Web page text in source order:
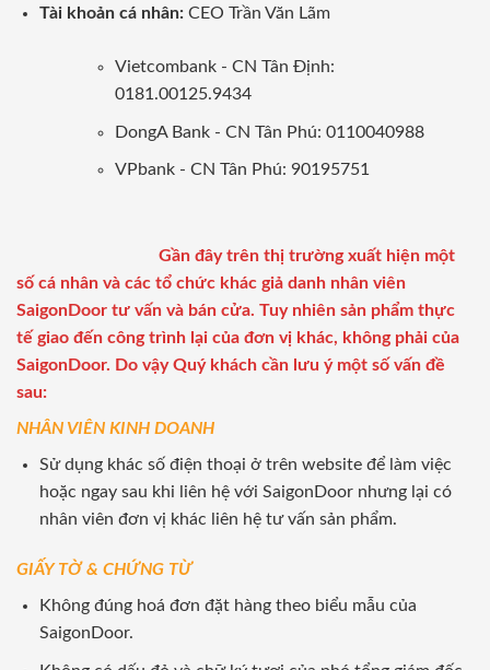
Tài khoản cá nhân: CEO Trần Văn Lãm
Vietcombank - CN Tân Định:
0181.00125.9434
DongA Bank - CN Tân Phú: 0110040988
VPbank - CN Tân Phú: 90195751
Gần đây trên thị trường xuất hiện một
số cá nhân và các tổ chức khác giả danh nhân viên
SaigonDoor tư vấn và bán cửa. Tuy nhiên sản phẩm thực
tế giao đến công trình lại của đơn vị khác, không phải của
SaigonDoor. Do vậy Quý khách cần lưu ý một số vấn đề
sau:
NHÂN VIÊN KINH DOANH
Sử dụng khác số điện thoại ở trên website để làm việc
hoặc ngay sau khi liên hệ với SaigonDoor nhưng lại có
nhân viên đơn vị khác liên hệ tư vấn sản phẩm.
GIẤY TỜ & CHỨNG TỪ
Không đúng hoá đơn đặt hàng theo biểu mẫu của
SaigonDoor.